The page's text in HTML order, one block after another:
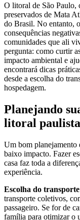
O litoral de São Paulo,
preservados de Mata
do Brasil. No entanto,
consequências
comunidades que ali
pergunta: como curtir
impacto ambiental e
encontrará dicas
desde a escolha do
hospedagem.
Planejando
litoral paulista
Um bom planejamento
baixo impacto. Fazer
casa faz toda a
experiência.
Escolha do
transporte coletivos,
passageiro. Se for de
família para otimizar o